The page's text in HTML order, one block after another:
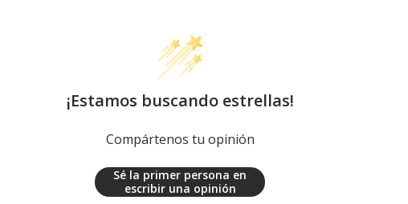
¡Estamos buscando estrellas!
Compártenos tu opinión
Sé la primer persona en
escribir una opinión